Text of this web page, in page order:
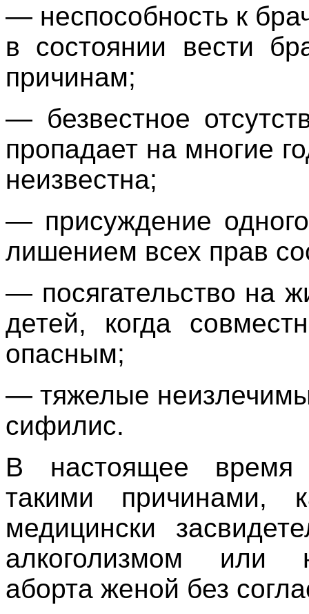
— неспособность к
в состоянии вести
причинам;
— безвестное
пропадает на многие
неизвестна;
— присуждение
лишением всех прав
— посягательство на
детей, когда
опасным;
— тяжелые
сифилис.
В настоящее время
такими причинами,
медицински
алкоголизмом или
аборта женой без